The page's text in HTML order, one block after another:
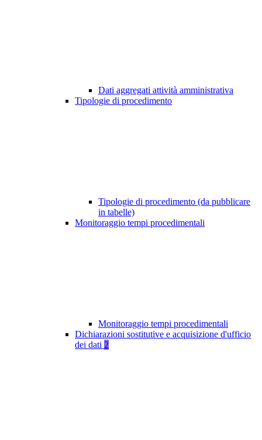
Dati aggregati attività amministrativa
Tipologie di procedimento
Tipologie di procedimento (da pubblicare
in tabelle)
Monitoraggio tempi procedimentali
Monitoraggio tempi procedimentali
Dichiarazioni sostitutive e acquisizione d'ufficio
dei dati 2